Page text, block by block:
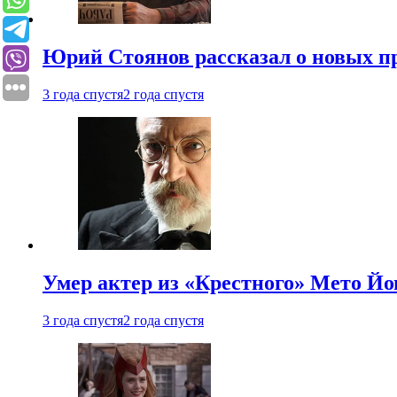
Юрий Стоянов рассказал о новых
3 года спустя2 года спустя
Умер актер из «Крестного» Мето
3 года спустя2 года спустя